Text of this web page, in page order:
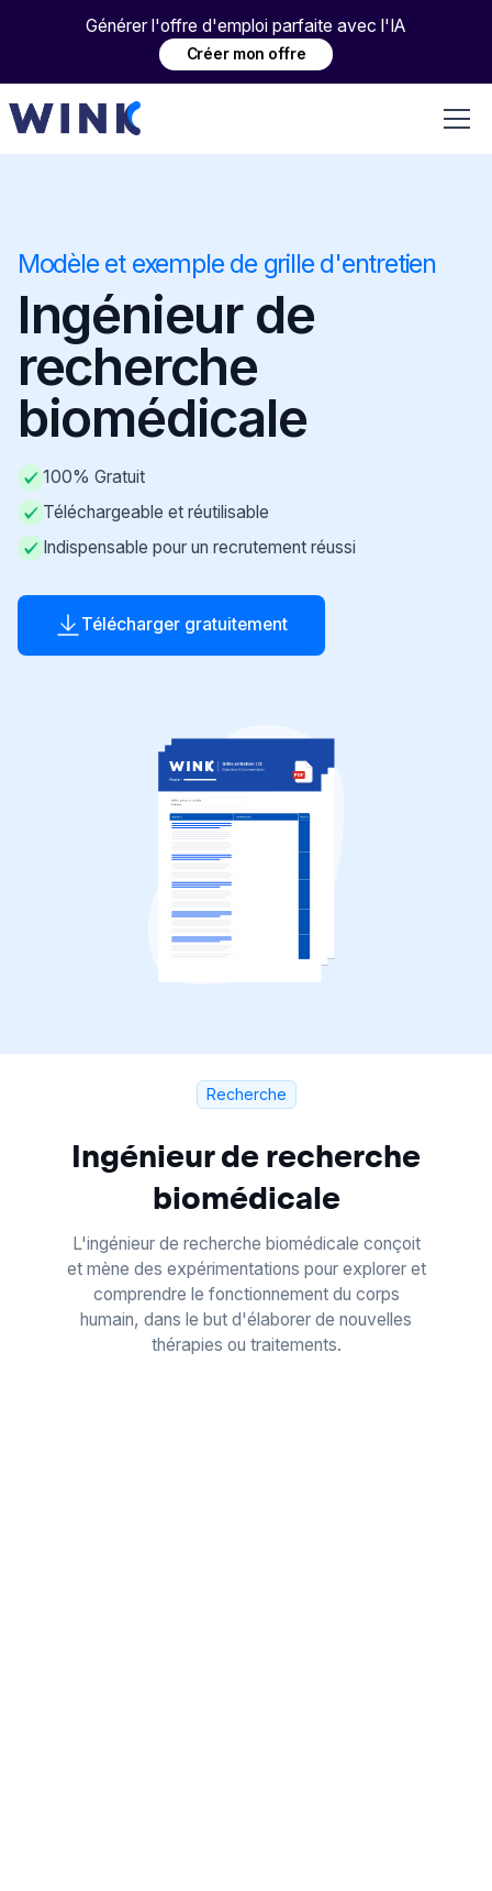
Générer l'offre d'emploi parfaite avec l'IA
Créer mon offre
Modèle et exemple de grille d'entretien
Ingénieur de
recherche
biomédicale
100% Gratuit
Téléchargeable et réutilisable
Indispensable pour un recrutement réussi
Télécharger gratuitement
Recherche
Ingénieur de recherche
biomédicale
L'ingénieur de recherche biomédicale conçoit
et mène des expérimentations pour explorer et
comprendre le fonctionnement du corps
humain, dans le but d'élaborer de nouvelles
thérapies ou traitements.